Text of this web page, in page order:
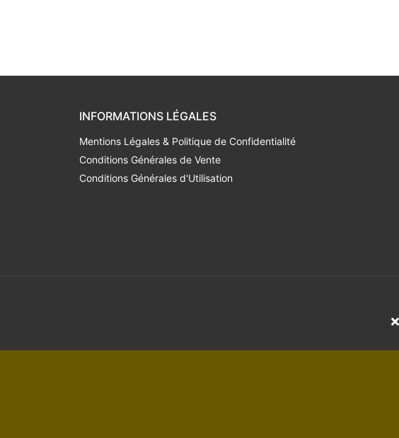
INFORMATIONS LÉGALES
Mentions Légales & Politique de Confidentialité
Conditions Générales de Vente
Conditions Générales d'Utilisation